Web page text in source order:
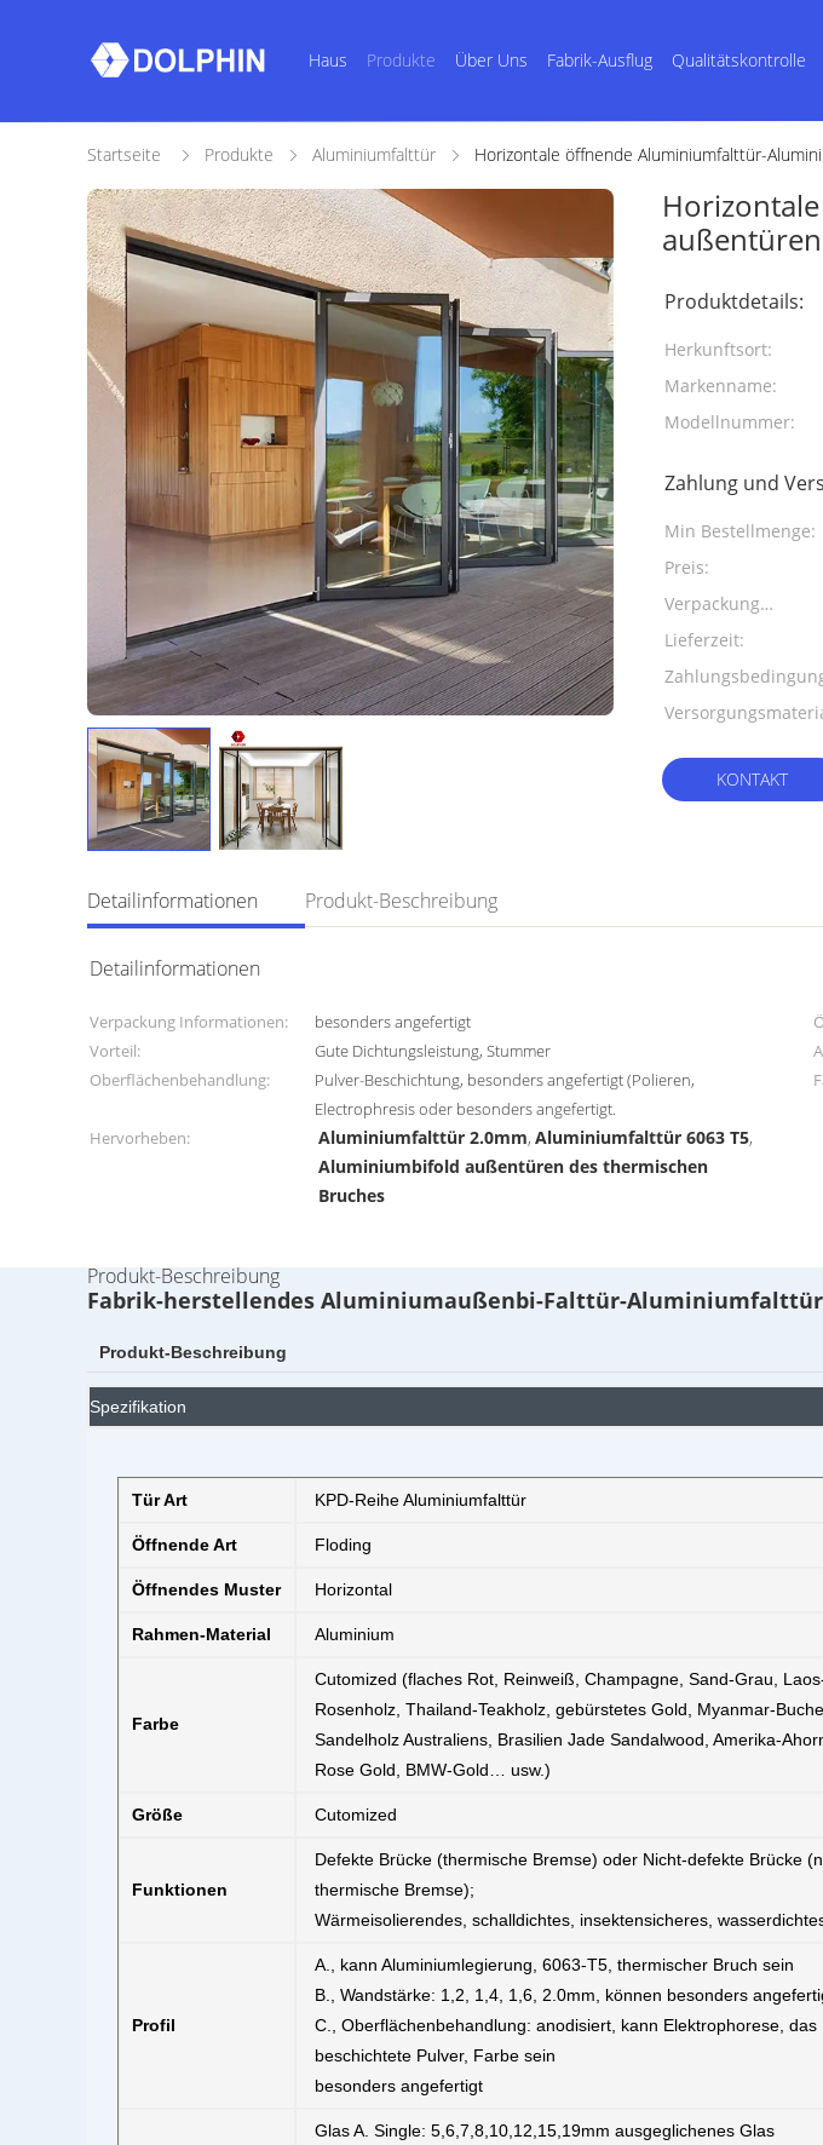
Haus Produkte Über Uns Fabrik-Ausflug Qualitätskontrolle
Startseite Produkte Aluminiumfalttür Horizontale öffnende Aluminiumfalttür-
außentüren
Produktdetails:
Herkunftsort:
Markenname:
Modellnummer:
Zahlung und
Min Bestellmenge:
Preis:
Verpackung
Informationen:
Lieferzeit:
KONTAKT
Detailinformationen Produkt-Beschreibung
Detailinformationen
Verpackung Informationen: besonders angefertigt
Vorteil:
Gute Dichtungsleistung, Stummer
Oberflächenbehandlung:
Pulver-Beschichtung, besonders angefertigt (Polieren,
Electrophresis oder besonders angefertigt.
Hervorheben: Aluminiumfalttür 2.0mm,Aluminiumfalttür 6063 T5,
Aluminiumbifold außentüren des thermischen
Bruches
Produkt-Beschreibung
Fabrik-herstellendes Aluminiumaußenbi-Falttür-
Produkt-Beschreibung
Spezifikation
Tür Art KPD-Reihe Aluminiumfalttür
Öffnende Art Floding
Öffnendes Muster Horizontal
Rahmen-Material Aluminium
Farbe
Cutomized (flaches Rot, Reinweiß, Champagne, Sand-Grau,
Rosenholz, Thailand-Teakholz, gebürstetes Gold, Myanmar-
Sandelholz Australiens, Brasilien Jade Sandalwood, Amerika-
Rose Gold, BMW-Gold… usw.)
Größe Cutomized
Funktionen
Defekte Brücke (thermische Bremse) oder Nicht-defekte Brücke
thermische Bremse);
Wärmeisolierendes, schalldichtes, insektensicheres,
Profil
A., kann Aluminiumlegierung, 6063-T5, thermischer Bruch sein
B., Wandstärke: 1,2, 1,4, 1,6, 2.0mm, können besonders
C., Oberflächenbehandlung: anodisiert, kann Elektrophorese, das
beschichtete Pulver, Farbe sein
besonders angefertigt
Glas A. Single: 5,6,7,8,10,12,15,19mm ausgeglichenes Glas